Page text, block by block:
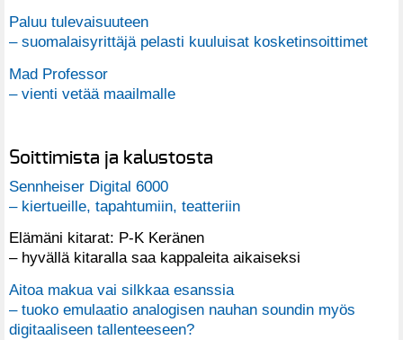
Paluu tulevaisuuteen
– suomalaisyrittäjä pelasti kuuluisat kosketinsoittimet
Mad Professor
– vienti vetää maailmalle
Soittimista ja kalustosta
Sennheiser Digital 6000
– kiertueille, tapahtumiin, teatteriin
Elämäni kitarat: P-K Keränen
– hyvällä kitaralla saa kappaleita aikaiseksi
Aitoa makua vai silkkaa esanssia
– tuoko emulaatio analogisen nauhan soundin myös
digitaaliseen tallenteeseen?